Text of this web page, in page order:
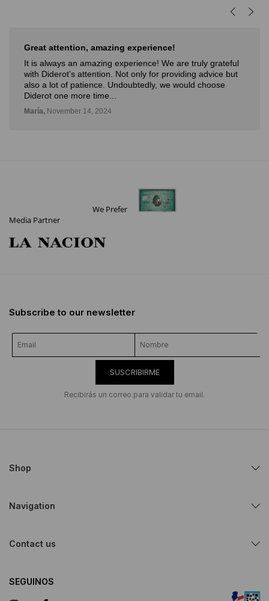
Muy buena experiencia
Muy buena experiencia. Diderot es una excelente y
novedosa forma de poder ver, aprender, comprar arte y
con la posibilidad de probarlo. Me fue muy bien!
Deli,September 12, 2024
We Prefer
Media Partner
Subscribe to our newsletter
SUSCRIBIRME
Recibirás un correo para validar tu email.
Shop
Navigation
Contact us
SEGUINOS